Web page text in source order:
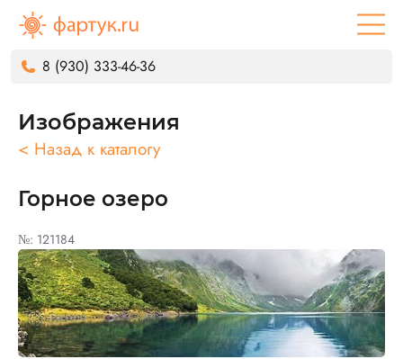
8 (930) 333-46-36
Изображения
< Назад к каталогу
Горное озеро
№: 121184